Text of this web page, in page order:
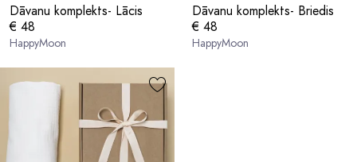
Dāvanu komplekts- Lācis
€ 48
HappyMoon
Dāvanu komplekts- Briedis
€ 48
HappyMoon